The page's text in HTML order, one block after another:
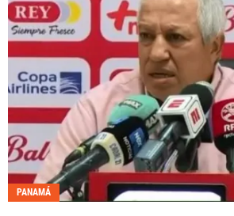
PANAMÁ